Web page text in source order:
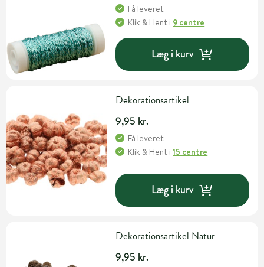
Få leveret
Klik & Hent i 9 centre
Læg i kurv
Dekorationsartikel
9,95 kr.
Få leveret
Klik & Hent i15 centre
Læg i kurv
Dekorationsartikel Natur
9,95 kr.